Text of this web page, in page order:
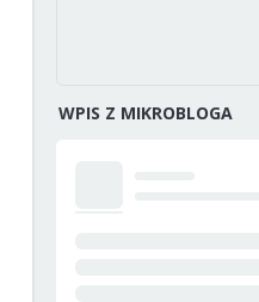
WPIS Z MIKROBLOGA